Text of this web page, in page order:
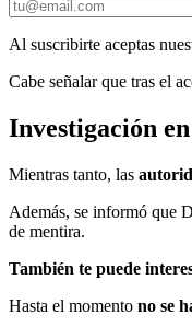
Al suscribirte aceptas
Cabe señalar que tras el
Investigación
Mientras tanto, las
Además, se informó que
de mentira.
También te puede
Hasta el momento no se